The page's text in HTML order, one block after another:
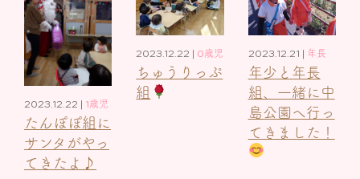
2023.12.22 | 1歳児
たんぽぽ組に
サンタがやっ
てきたよ♪
2023.12.22 | 0歳児
ちゅうりっぷ
組
2023.12.21 | 年長
年少と年長
組、一緒に中
島公園へ行っ
てきました！